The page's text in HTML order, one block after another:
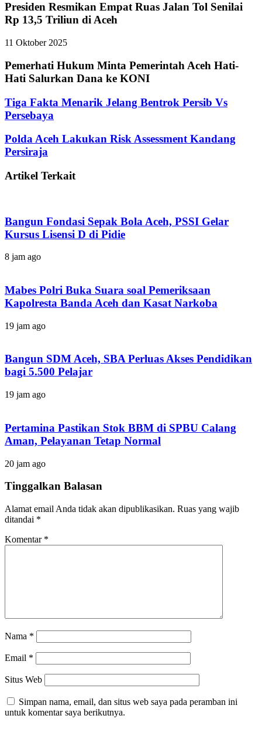
Presiden Resmikan Empat Ruas Jalan Tol Senilai
Rp 13,5 Triliun di Aceh
11 Oktober 2025
Pemerhati Hukum Minta Pemerintah Aceh Hati-
Hati Salurkan Dana ke KONI
Tiga Fakta Menarik Jelang Bentrok Persib Vs
Persebaya
Polda Aceh Lakukan Risk Assessment Kandang
Persiraja
Artikel Terkait
Bangun Fondasi Sepak Bola Aceh, PSSI Gelar
Kursus Lisensi D di Pidie
8 jam ago
Mabes Polri Buka Suara soal Pemeriksaan
Kapolresta Banda Aceh dan Kasat Narkoba
19 jam ago
Bangun SDM Aceh, SBA Perluas Akses Pendidikan
bagi 5.500 Pelajar
19 jam ago
Pertamina Pastikan Stok BBM di SPBU Calang
Aman, Pelayanan Tetap Normal
20 jam ago
Tinggalkan Balasan
Alamat email Anda tidak akan dipublikasikan. Ruas yang wajib
ditandai *
Komentar *
Nama *
Email *
Situs Web
Simpan nama, email, dan situs web saya pada peramban ini
untuk komentar saya berikutnya.